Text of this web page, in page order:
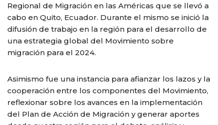
Regional de Migración en las Américas que se llevó a
cabo en Quito, Ecuador. Durante el mismo se inició la
difusión de trabajo en la región para el desarrollo de
una estrategia global del Movimiento sobre
migración para el 2024.
Asimismo fue una instancia para afianzar los lazos y la
cooperación entre los componentes del Movimiento,
reflexionar sobre los avances en la implementación
del Plan de Acción de Migración y generar aportes